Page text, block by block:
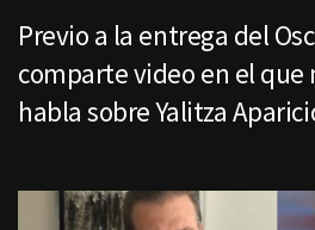
Previo a la entrega del
comparte video en el
habla sobre Yalitza